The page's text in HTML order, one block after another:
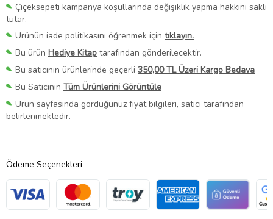
Çiçeksepeti kampanya koşullarında değişiklik yapma hakkını saklı
tutar.
Ürünün iade politikasını öğrenmek için tıklayın.
Bu ürün Hediye Kitap tarafından gönderilecektir.
Bu satıcının ürünlerinde geçerli 350,00 TL Üzeri Kargo Bedava
Bu Satıcının Tüm Ürünlerini Görüntüle
Ürün sayfasında gördüğünüz fiyat bilgileri, satıcı tarafından
belirlenmektedir.
Ödeme Seçenekleri